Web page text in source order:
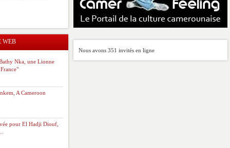
WEB
Nka, une Lionne
A Cameroon
pour El Hadji Diouf,
Nous avons 351 invités en ligne